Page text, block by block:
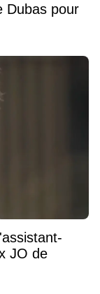
Dubas pour
JO de